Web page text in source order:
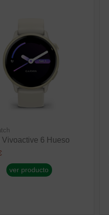
Vivoactive 6 Hueso
ver producto